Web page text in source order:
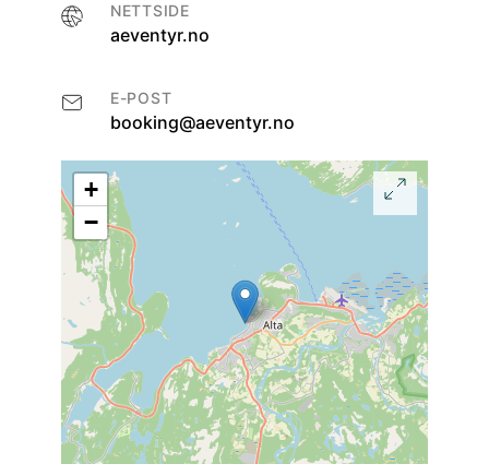
NETTSIDE
aeventyr.no
E-POST
booking@aeventyr.no
+
−